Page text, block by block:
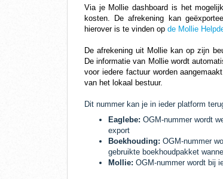
Via je Mollie dashboard is het
kosten. De afrekening kan
hierover is te vinden op de Mollie
De afrekening uit Mollie kan op zijn
De informatie van Mollie wordt
voor iedere factuur worden
van het lokaal bestuur.
Dit nummer kan je in ieder platform
Eaglebe: OGM-nummer wordt
export
Boekhouding: OGM-nummer
gebruikte boekhoudpakket
Mollie: OGM-nummer wordt bij